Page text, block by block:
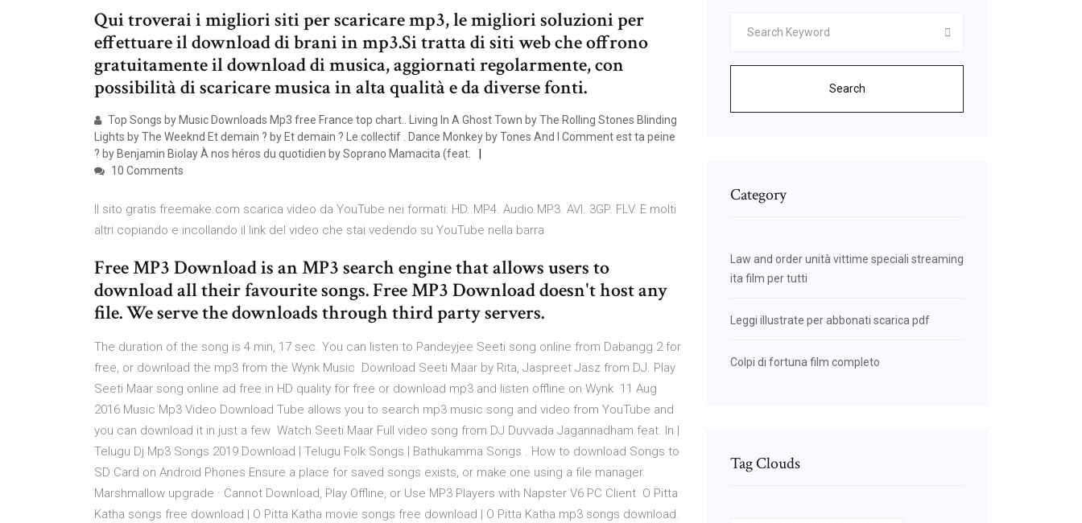
Qui troverai i migliori siti per scaricare mp3, le migliori soluzioni per
effettuare il download di brani in mp3.Si tratta di siti web che offrono
gratuitamente il download di musica, aggiornati regolarmente, con
possibilità di scaricare musica in alta qualità e da diverse fonti.
Top Songs by Music Downloads Mp3 free France top chart.. Living In A Ghost Town by The Rolling Stones Blinding
Lights by The Weeknd Et demain ? by Et demain ? Le collectif . Dance Monkey by Tones And I Comment est ta peine
? by Benjamin Biolay À nos héros du quotidien by Soprano Mamacita (feat.
10 Comments
Il sito gratis freemake.com scarica video da YouTube nei formati: HD. MP4. Audio MP3. AVI. 3GP. FLV. E molti
altri copiando e incollando il link del video che stai vedendo su YouTube nella barra
Free MP3 Download is an MP3 search engine that allows users to
download all their favourite songs. Free MP3 Download doesn't host any
file. We serve the downloads through third party servers.
The duration of the song is 4 min, 17 sec. You can listen to Pandeyjee Seeti song online from Dabangg 2 for
free, or download the mp3 from the Wynk Music Download Seeti Maar by Rita, Jaspreet Jasz from DJ. Play
Seeti Maar song online ad free in HD quality for free or download mp3 and listen offline on Wynk 11 Aug
2016 Music Mp3 Video Download Tube allows you to search mp3 music song and video from YouTube and
you can download it in just a few Watch Seeti Maar Full video song from DJ Duvvada Jagannadham feat. In |
Telugu Dj Mp3 Songs 2019 Download | Telugu Folk Songs | Bathukamma Songs . How to download Songs to
SD Card on Android Phones Ensure a place for saved songs exists, or make one using a file manager.
Marshmallow upgrade · Cannot Download, Play Offline, or Use MP3 Players with Napster V6 PC Client O Pitta
Katha songs free download | O Pitta Katha movie songs free download | O Pitta Katha mp3 songs download.
Search
Category
Law and order unità vittime speciali streaming
ita film per tutti
Leggi illustrate per abbonati scarica pdf
Colpi di fortuna film completo
Tag Clouds